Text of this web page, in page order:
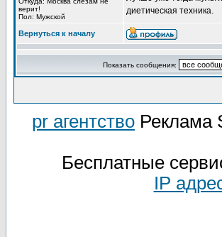
верит!
Пол: Мужской
диетическая техника.
Вернуться к началу
Показать сообщения:
pr агентство Реклама
Бесплатные
IP